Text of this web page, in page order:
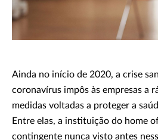
Ainda no início de 2020, a crise
coronavírus impôs às empresas a
medidas voltadas a proteger a
Entre elas, a instituição do home
contingente nunca visto antes